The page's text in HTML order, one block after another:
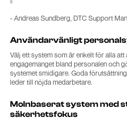
- Andreas Sundberg, DTC Support
Användarvänligt
Välj ett system som är enkelt för alla att
engagemanget bland personalen och
systemet smidigare. Goda
leder till nöjda medarbetare.
Molnbaserat system med
säkerhetsfokus